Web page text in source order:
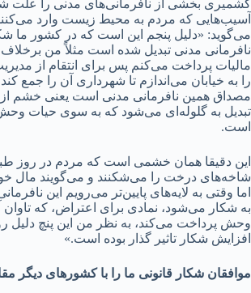
کشمیری بخشی از نافرمانی‌های مدنی را علت
آسیب‌هایی که مردم به محیط زیست وارد
می‌گوید: «دلیل پنجم این است که در کشور ما
نافرمانی مدنی تبدیل شده است مثلاً من
مالیات پرداخت می‌کنم پس برای انتقام از
را به خیابان می‌اندازم تا شهرداری آن را جمع
مصداق همین نافرمانی مدنی است یعنی خشم از
تبدیل به گلوله‌ای می‌شود که به سوی حیات
است.
این دقیقا همان خشمی است که مردم در روز
شاخه‌های درخت را می‌شکنند و می‌گویند مال
اما وقتی به لایه‌های پایین‌تر می‌رویم این
به شکار می‌شود، نمادی برای اعتراض، که تاوان
وحش پرداخت می‌کند، به نظر من این پنچ دلیل
افزایش شکار تاثیر گذار بوده است.»
موافقان شکار قانونی ما را با کشورهای دیگر